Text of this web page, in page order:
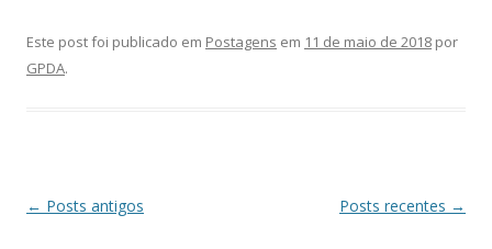
Este post foi publicado em Postagens em 11 de maio de 2018 por
GPDA.
Navegação
← Posts antigos Posts recentes →